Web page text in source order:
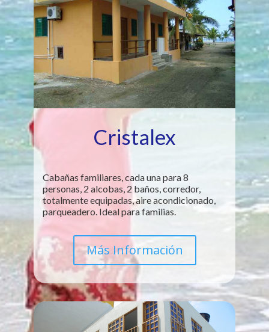
Cristalex
Cabañas familiares, cada una para 8
personas, 2 alcobas, 2 baños, corredor,
totalmente equipadas, aire acondicionado,
parqueadero. Ideal para familias.
Más Información